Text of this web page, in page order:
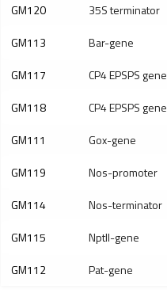
GM120 35S terminator
GM113
Bar-gene
GM117
CP4 EPSPS gene
GM118
CP4 EPSPS gene
GM111
Gox-gene
GM119
Nos-promoter
GM114
Nos-terminator
GM115
Nptll-gene
GM112
Pat-gene